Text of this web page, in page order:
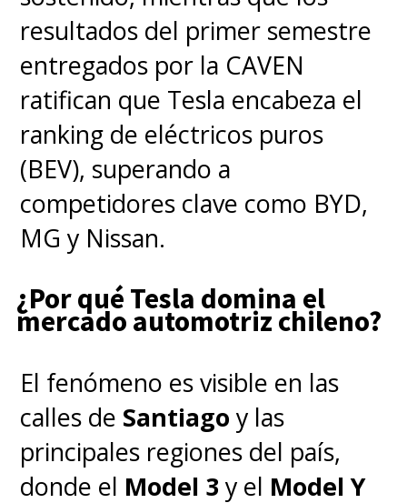
resultados del primer semestre
entregados por la CAVEN
ratifican que Tesla encabeza el
ranking de eléctricos puros
(BEV), superando a
competidores clave como BYD,
MG y Nissan.
¿Por qué Tesla domina el
mercado automotriz chileno?
El fenómeno es visible en las
calles de Santiago y las
principales regiones del país,
donde el Model 3 y el Model Y